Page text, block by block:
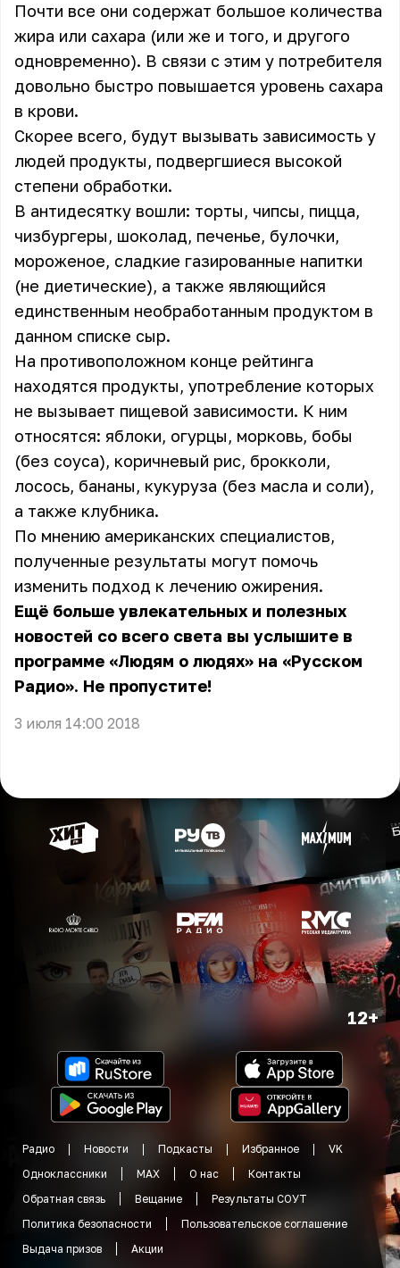
Почти все они содержат большое количества
жира или сахара (или же и того, и другого
одновременно). В связи с этим у потребителя
довольно быстро повышается уровень сахара
в крови.
Скорее всего, будут вызывать зависимость у
людей продукты, подвергшиеся высокой
степени обработки.
В антидесятку вошли: торты, чипсы, пицца,
чизбургеры, шоколад, печенье, булочки,
мороженое, сладкие газированные напитки
(не диетические), а также являющийся
единственным необработанным продуктом в
данном списке сыр.
На противоположном конце рейтинга
находятся продукты, употребление которых
не вызывает пищевой зависимости. К ним
относятся: яблоки, огурцы, морковь, бобы
(без соуса), коричневый рис, брокколи,
лосось, бананы, кукуруза (без масла и соли),
а также клубника.
По мнению американских специалистов,
полученные результаты могут помочь
изменить подход к лечению ожирения.
Ещё больше увлекательных и полезных
новостей со всего света вы услышите в
программе «Людям о людях» на «Русском
Радио». Не пропустите!
3 июля 14:00 2018
12+
Радио Новости Подкасты Избранное
VK
Одноклассники
MAX О нас
Контакты
Обратная связь
Вещание
Результаты СОУТ
Политика безопасности
Пользовательское соглашение
Выдача призов
Акции